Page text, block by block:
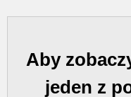
Aby
jeden z